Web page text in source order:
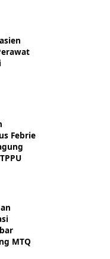
Febrie
MTQ